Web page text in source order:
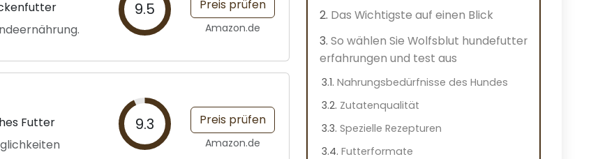
9.5 Preis prüfen
Amazon.de
Futter
9.3 Preis prüfen
Amazon.de
Das Wichtigste auf einen Blick
So wählen Sie Wolfsblut hundefutter
erfahrungen und test aus
Nahrungsbedürfnisse des Hundes
Zutatenqualität
Spezielle Rezepturen
Futterformate